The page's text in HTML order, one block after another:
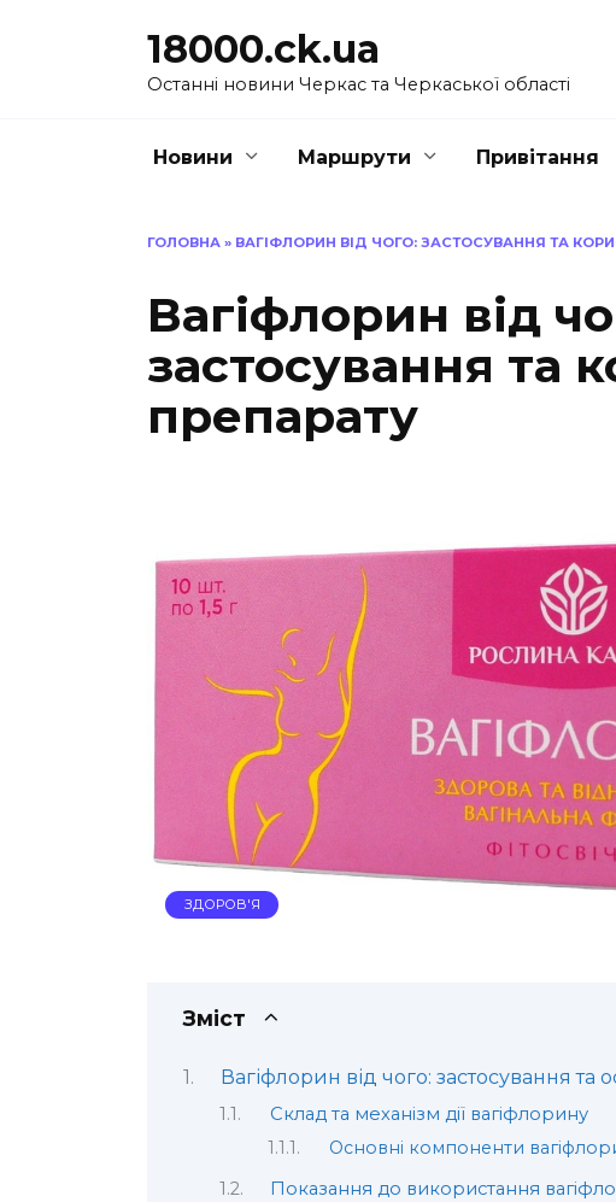
18000.ck.ua
Останні новини Черкас та Черкаської області
Новини Маршрути Привітання
ГОЛОВНА » ВАГІФЛОРИН ВІД ЧОГО: ЗАСТОСУВАННЯ ТА
Вагіфлорин від
застосування та
препарату
ЗДОРОВ'Я
Зміст
Вагіфлорин від чого: застосування та
Склад та механізм дії вагіфлорину
Основні компоненти
Показання до використання